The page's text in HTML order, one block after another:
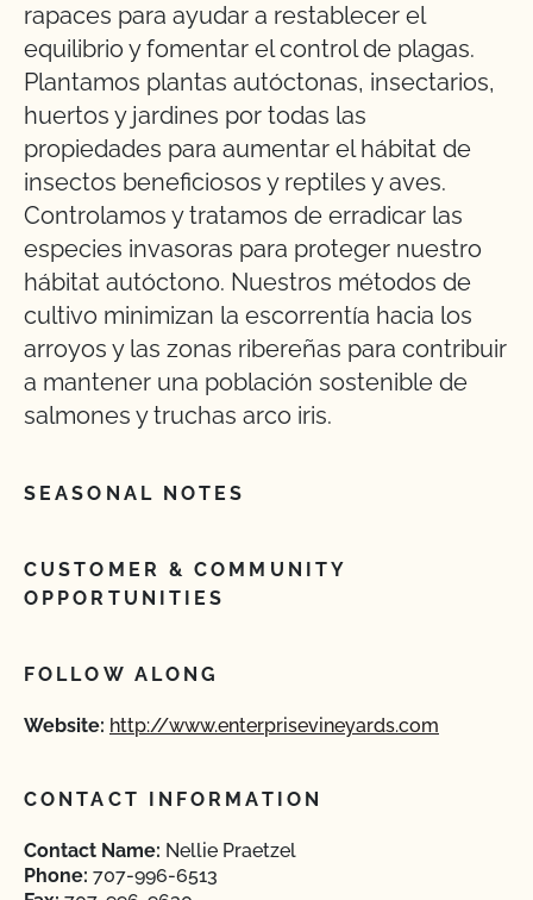
rapaces para ayudar a restablecer el
equilibrio y fomentar el control de plagas.
Plantamos plantas autóctonas, insectarios,
huertos y jardines por todas las
propiedades para aumentar el hábitat de
insectos beneficiosos y reptiles y aves.
Controlamos y tratamos de erradicar las
especies invasoras para proteger nuestro
hábitat autóctono. Nuestros métodos de
cultivo minimizan la escorrentía hacia los
arroyos y las zonas ribereñas para contribuir
a mantener una población sostenible de
salmones y truchas arco iris.
SEASONAL NOTES
CUSTOMER & COMMUNITY
OPPORTUNITIES
FOLLOW ALONG
Website: http://www.enterprisevineyards.com
CONTACT INFORMATION
Contact Name: Nellie Praetzel
Phone: 707-996-6513